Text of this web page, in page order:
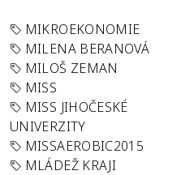
MIKROEKONOMIE
MILENA BERANOVÁ
MILOŠ ZEMAN
MISS
MISS JIHOČESKÉ
UNIVERZITY
MISSAEROBIC2015
MLÁDEŽ KRAJI